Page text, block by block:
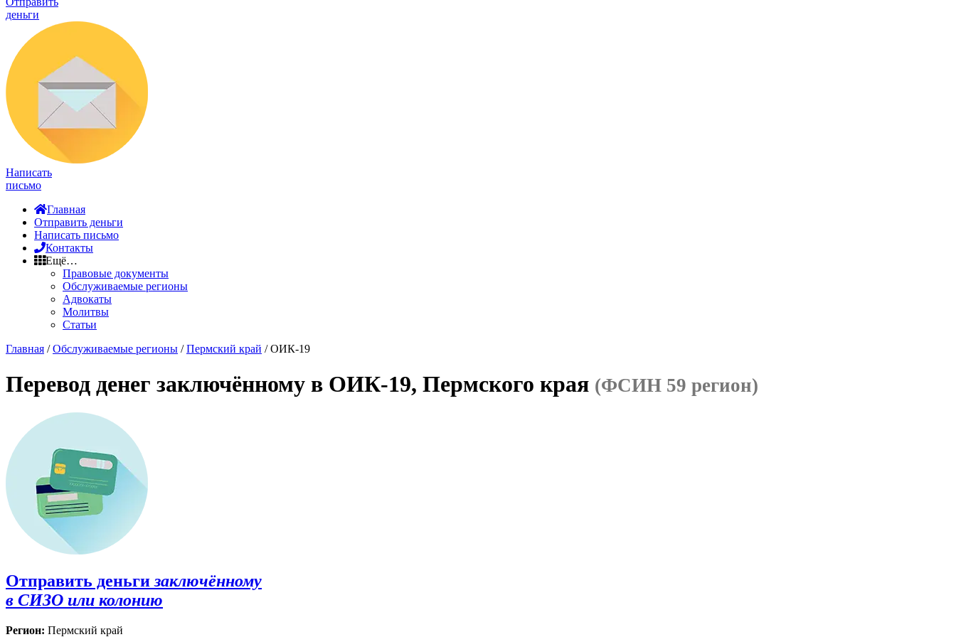
деньги
Написать
письмо
Главная
Отправить деньги
Написать письмо
Контакты
Ещё…
Правовые документы
Обслуживаемые регионы
Адвокаты
Молитвы
Статьи
Главная /Обслуживаемые регионы /Пермский край / ОИК-19
Перевод денег заключённому в ОИК-19, Пермского края (ФСИН 59 регион)
Отправить деньги заключённому
в СИЗО или колонию
Регион: Пермский край